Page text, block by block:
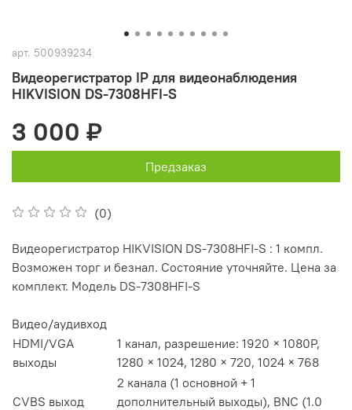
арт. 500939234
Видеорегистратор IP для видеонаблюдения
HIKVISION DS-7308HFI-S
(0)
3 000 ₽
Предзаказ
Видеорегистратор HIKVISION DS-7308HFI-S : 1 компл.
Возможен торг и безнал. Состояние уточняйте. Цена за
комплект. Модель DS-7308HFI-S
Видео/аудивход
HDMI/VGA
выходы
1 канал, разрешение: 1920 × 1080P,
1280 × 1024, 1280 × 720, 1024 × 768
CVBS выход
2 канала (1 основной + 1
дополнительный выходы), BNC (1.0